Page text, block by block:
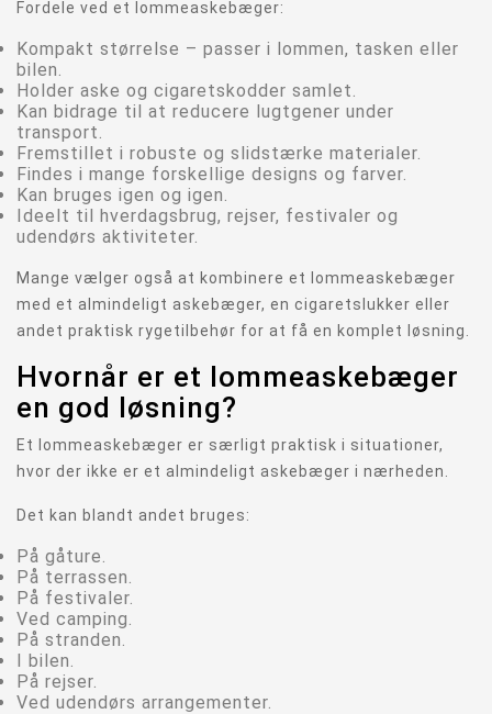
Fordele ved et lommeaskebæger:
Kompakt størrelse – passer i lommen, tasken eller
bilen.
Holder aske og cigaretskodder samlet.
Kan bidrage til at reducere lugtgener under
transport.
Fremstillet i robuste og slidstærke materialer.
Findes i mange forskellige designs og farver.
Kan bruges igen og igen.
Ideelt til hverdagsbrug, rejser, festivaler og
udendørs aktiviteter.
Mange vælger også at kombinere et lommeaskebæger
med et almindeligt askebæger, en cigaretslukker eller
andet praktisk rygetilbehør for at få en komplet løsning.
Hvornår er et lommeaskebæger
en god løsning?
Et lommeaskebæger er særligt praktisk i situationer,
hvor der ikke er et almindeligt askebæger i nærheden.
Det kan blandt andet bruges:
På gåture.
På terrassen.
På festivaler.
Ved camping.
På stranden.
I bilen.
På rejser.
Ved udendørs arrangementer.